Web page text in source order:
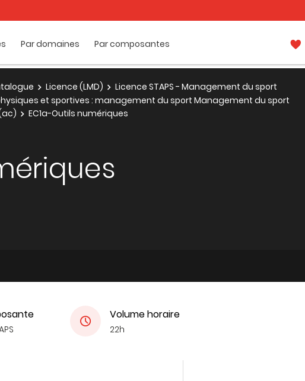
Par domaines Par composantes
Licence (LMD)
Licence STAPS - Management du sport
et sportives : management du sport Management du sport
EC1a-Outils numériques
Volume horaire
22h